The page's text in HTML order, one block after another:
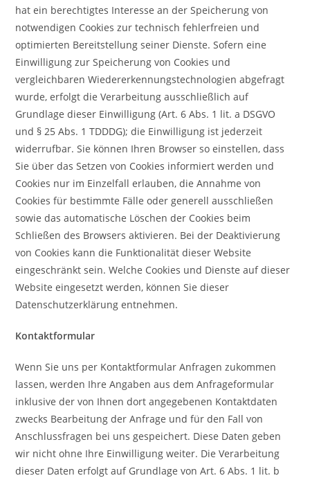
hat ein berechtigtes Interesse an der Speicherung von
notwendigen Cookies zur technisch fehlerfreien und
optimierten Bereitstellung seiner Dienste. Sofern eine
Einwilligung zur Speicherung von Cookies und
vergleichbaren Wiedererkennungstechnologien abgefragt
wurde, erfolgt die Verarbeitung ausschließlich auf
Grundlage dieser Einwilligung (Art. 6 Abs. 1 lit. a DSGVO
und § 25 Abs. 1 TDDDG); die Einwilligung ist jederzeit
widerrufbar. Sie können Ihren Browser so einstellen, dass
Sie über das Setzen von Cookies informiert werden und
Cookies nur im Einzelfall erlauben, die Annahme von
Cookies für bestimmte Fälle oder generell ausschließen
sowie das automatische Löschen der Cookies beim
Schließen des Browsers aktivieren. Bei der Deaktivierung
von Cookies kann die Funktionalität dieser Website
eingeschränkt sein. Welche Cookies und Dienste auf dieser
Website eingesetzt werden, können Sie dieser
Datenschutzerklärung entnehmen.
Kontaktformular
Wenn Sie uns per Kontaktformular Anfragen zukommen
lassen, werden Ihre Angaben aus dem Anfrageformular
inklusive der von Ihnen dort angegebenen Kontaktdaten
zwecks Bearbeitung der Anfrage und für den Fall von
Anschlussfragen bei uns gespeichert. Diese Daten geben
wir nicht ohne Ihre Einwilligung weiter. Die Verarbeitung
dieser Daten erfolgt auf Grundlage von Art. 6 Abs. 1 lit. b